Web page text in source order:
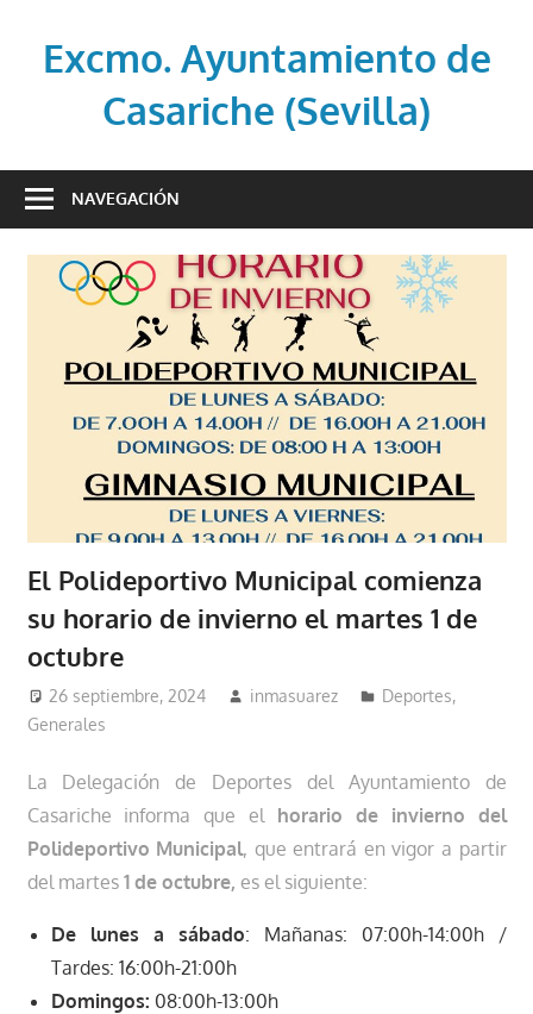
contenidoExcmo. Ayuntamiento de
Casariche (Sevilla)
oficial
Ayuntamiento
Casariche
NAVEGACIÓN
El Polideportivo Municipal comienza
su horario de invierno el martes 1 de
octubre
26 septiembre, 2024 inmasuarez Deportes,
Generales
La Delegación de Deportes del Ayuntamiento de
Casariche informa que el horario de invierno del
Polideportivo Municipal, que entrará en vigor a partir
del martes 1de octubre, es el siguiente:
De lunes a sábado: Mañanas: 07:00h-14:00h /
Tardes: 16:00h-21:00h
Domingos: 08:00h-13:00h